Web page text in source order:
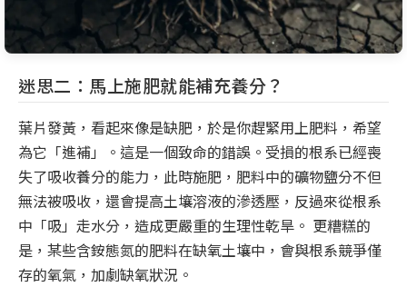
迷思二：馬上施肥就能補充養分？
葉片發黃，看起來像是缺肥，於是你趕緊用上肥料，希望
為它「進補」。這是一個致命的錯誤。受損的根系已經喪
失了吸收養分的能力，此時施肥，肥料中的礦物鹽分不但
無法被吸收，還會提高土壤溶液的滲透壓，反過來從根系
中「吸」走水分，造成更嚴重的生理性乾旱。 更糟糕的
是，某些含銨態氮的肥料在缺氧土壤中，會與根系競爭僅
存的氧氣，加劇缺氧狀況。